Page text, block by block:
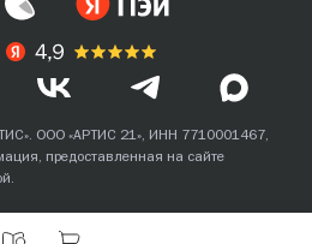
ООО «АРТИС 21», ИНН 7710001467,
предоставленная на сайте